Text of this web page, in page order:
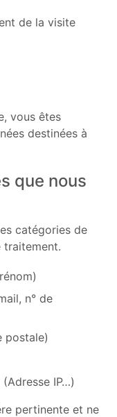
de la visite
vous êtes
destinées à
que nous
catégories de
traitement.
n° de
postale)
IP…)
pertinente et ne